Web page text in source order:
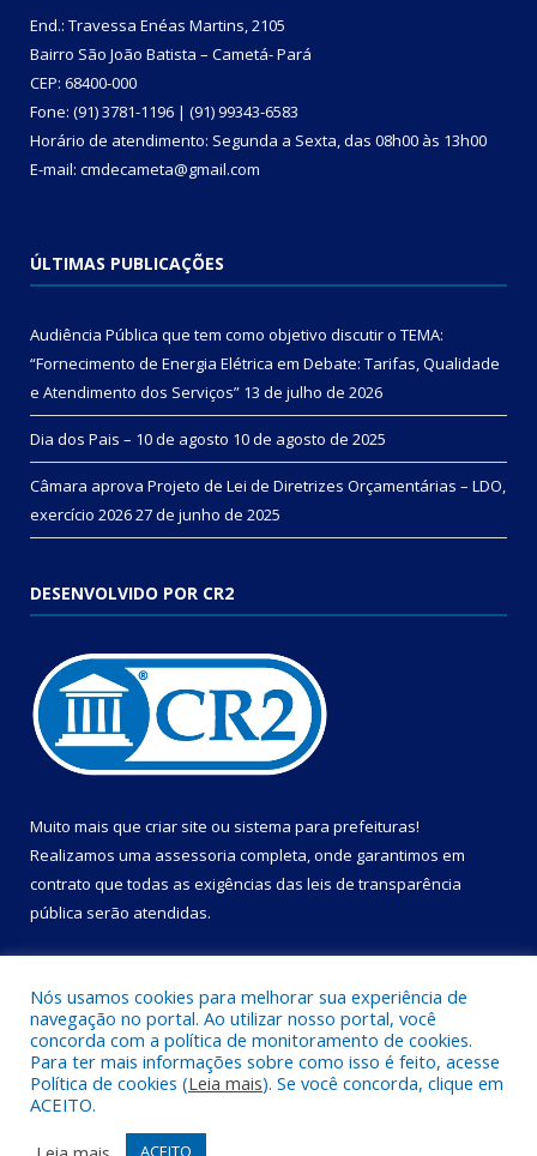
End.: Travessa Enéas Martins, 2105
Bairro São João Batista – Cametá- Pará
CEP: 68400-000
Fone: (91) 3781-1196 | (91) 99343-6583
Horário de atendimento: Segunda a Sexta, das 08h00 às 13h00
E-mail: cmdecameta@gmail.com
ÚLTIMAS PUBLICAÇÕES
Audiência Pública que tem como objetivo discutir o TEMA:
“Fornecimento de Energia Elétrica em Debate: Tarifas, Qualidade
e Atendimento dos Serviços” 13 de julho de 2026
Dia dos Pais – 10 de agosto 10 de agosto de 2025
Câmara aprova Projeto de Lei de Diretrizes Orçamentárias – LDO,
exercício 202627 de junho de 2025
DESENVOLVIDO POR CR2
Muito mais que criar site ou sistema para prefeituras!
Realizamos uma assessoria completa, onde garantimos em
contrato que todas as exigências das leis de transparência
pública serão atendidas.
Todos os direitos reservados a Câmara Municipal de Cametá.
Mapa do Site Acessar Área Administrativa
Nós usamos cookies para melhorar sua experiência de
navegação no portal. Ao utilizar nosso portal, você
concorda com a política de monitoramento de cookies.
Para ter mais informações sobre como isso é feito, acesse
Política de cookies (Leia mais). Se você concorda, clique em
ACEITO.
ACEITO